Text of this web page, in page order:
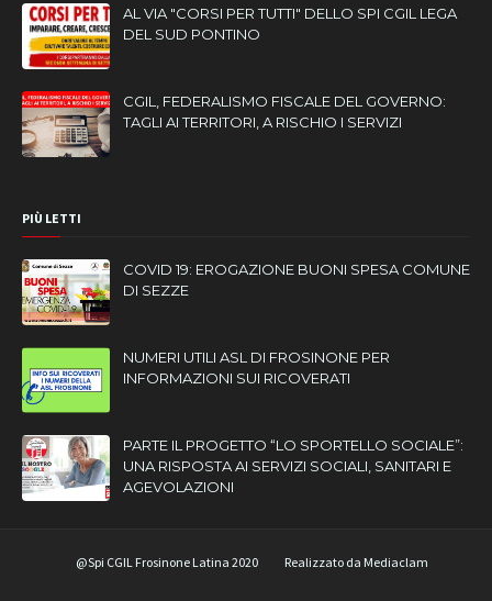
AL VIA "CORSI PER TUTTI" DELLO SPI CGIL LEGA
DEL SUD PONTINO
CGIL, FEDERALISMO FISCALE DEL GOVERNO:
TAGLI AI TERRITORI, A RISCHIO I SERVIZI
PIÙ LETTI
COVID 19: EROGAZIONE BUONI SPESA COMUNE
DI SEZZE
NUMERI UTILI ASL DI FROSINONE PER
INFORMAZIONI SUI RICOVERATI
PARTE IL PROGETTO “LO SPORTELLO SOCIALE”:
UNA RISPOSTA AI SERVIZI SOCIALI, SANITARI E
AGEVOLAZIONI
@Spi CGIL Frosinone Latina 2020 Realizzato da Mediaclam